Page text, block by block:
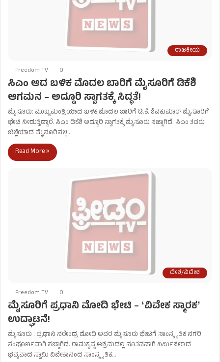
ರಾಜಕೀಯ
Freedom TV 0
ಸಿಎಂ ಆದ ಬಳಿಕ ಮೊದಲ ಬಾರಿಗೆ ಮೈಸೂರಿಗೆ ಡಿಕೆಶಿ
ಆಗಮನ – ಅದ್ದೂರಿ ಸ್ವಾಗತಕ್ಕೆ ಸಿದ್ಧತೆ!
ಮೈಸೂರು: ಮುಖ್ಯಮಂತ್ರಿಯಾದ ಬಳಿಕ ಮೊದಲ ಬಾರಿಗೆ ಡಿ.ಕೆ. ಶಿವಕುಮಾರ್ ಮೈಸೂರಿಗೆ
ಭೇಟಿ ನೀಡುತ್ತಿದ್ದಾರೆ. ಸಿಎಂ ಡಿಕೆಶಿ ಅದ್ಧೂರಿ ಸ್ವಾಗತಕ್ಕೆ ಮೈಸೂರು ಸಜ್ಜಾಗಿದೆ. ಸಿಎಂ ತವರು
ಜಿಲ್ಲೆಯಾದ ಮೈಸೂರಿನಲ್ಲಿ…
Read More »
ದೇಶ/ವಿದೇಶ
Freedom TV 0
ಮೈಸೂರಿಗೆ ಪ್ರಧಾನಿ ಮೋದಿ ಭೇಟಿ – ʻವಿವೇಕ ಸ್ಮಾರಕʼ
ಉದ್ಘಾಟನೆ!
ಮೈಸೂರು : ಪ್ರಧಾನಿ ನರೇಂದ್ರ ಮೋದಿ ಅವರ ಮೈಸೂರು ಭೇಟಿಗೆ ಸಾಂಸ್ಕೃತಿಕ ನಗರಿ
ಸಂಪೂರ್ಣವಾಗಿ ಸಜ್ಜಾಗಿದೆ. ರಾಮಕೃಷ್ಣ ಆಶ್ರಮದಲ್ಲಿ ನೂತನವಾಗಿ ನಿರ್ಮಿಸಲಾದ
ಭವ್ಯವಾದ ಸ್ವಾಮಿ ವಿವೇಕಾನಂದ ಸಾಂಸ್ಕೃತಿಕ…